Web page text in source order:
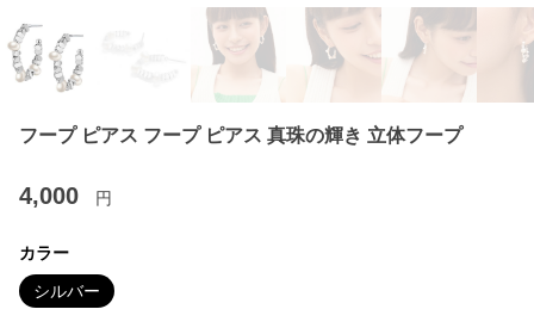
フープ ピアス フープ ピアス 真珠の輝き 立体フープ
4,000 円
カラー
シルバー